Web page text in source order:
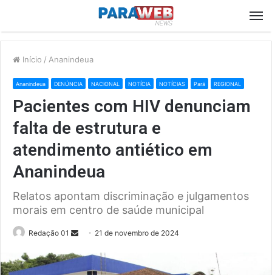
Início / Ananindeua
Ananindeua DENÚNCIA NACIONAL NOTÍCIA NOTÍCIAS Pará REGIONAL
Pacientes com HIV denunciam
falta de estrutura e
atendimento antiético em
Ananindeua
Relatos apontam discriminação e julgamentos
morais em centro de saúde municipal
Redação 01
Send 21 de novembro de 2024